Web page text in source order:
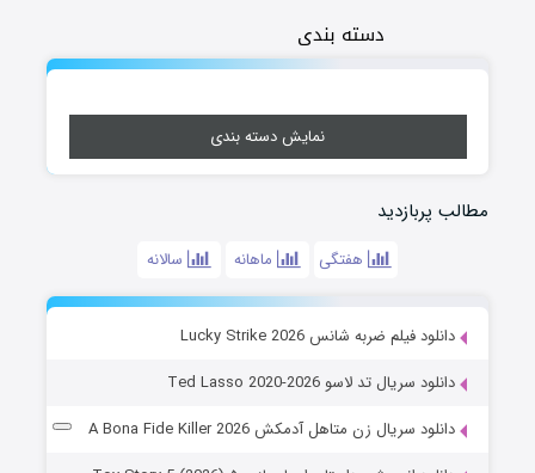
دسته بندی
نمایش دسته بندی
مطالب پربازدید
هفتگی ماهانه سالانه
دانلود فیلم ضربه شانس Lucky Strike 2026
دانلود سریال تد لاسو Ted Lasso 2020-2026
دانلود سریال زن متاهل آدمکش A Bona Fide Killer 2026